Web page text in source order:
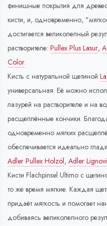
финишные покрытия для
кисти, и, одновременно,
достигается великолепный
растворителе: Pullex Plus Lasur,
Color.
Кисть с натуральной щетиной
универсальная. Её можно
лазурей на растворителе и на
расщеплённые кончики.
одновременно мягких
обеспечивается идеально
Adler Pullex Holzöl, Adler
Кисти Flachpinsel Ultimo с
то же время мягкие. Каждая
придаёт мягкость и помогает
добиваясь великолепного